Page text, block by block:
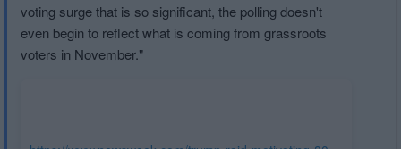
voting surge that is so significant, the polling doesn't
even begin to reflect what is coming from grassroots
voters in November."